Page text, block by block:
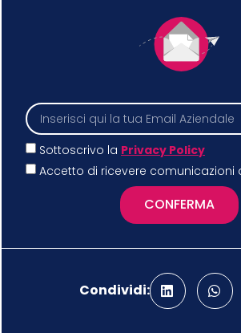
Sottoscrivo la Privacy Policy
Accetto di ricevere comunicazioni
CONFERMA
Condividi: